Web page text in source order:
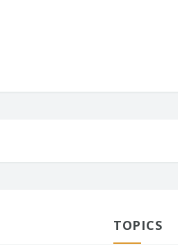
TOPICS